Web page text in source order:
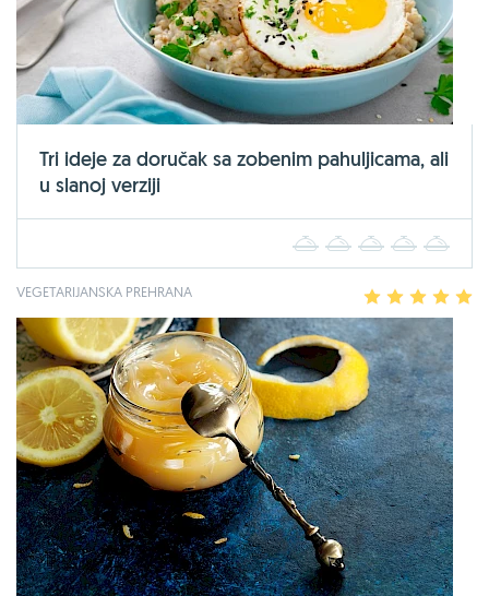
Tri ideje za doručak sa zobenim pahuljicama, ali
u slanoj verziji
2 3 4
VEGETARIJANSKA PREHRANA 2 3 4